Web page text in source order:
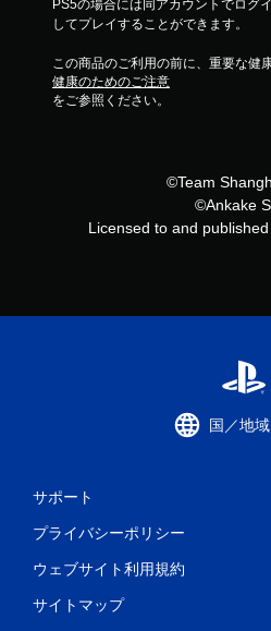
PS5の場合には同アカウントでログ
してプレイすることができます。
この商品のご利用の前に、重要な健
健康のためのご注意
をご参照ください。
©Team
©Ankake
Licensed to and
国／地
サポート
プライバシーポリシー
ウェブサイト利用規約
サイトマップ